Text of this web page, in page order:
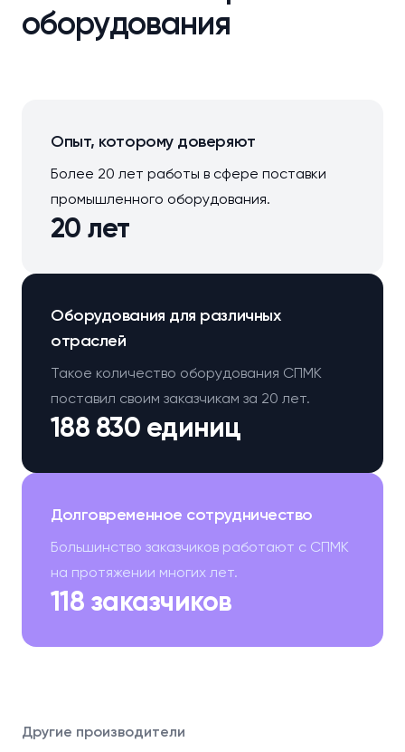
оборудования
20 лет
Опыт, которому доверяют
Более 20 лет работы в сфере поставки
промышленного оборудования.
188 830 единиц
Оборудования для различных
отраслей
Такое количество оборудования СПМК
поставил своим заказчикам за 20 лет.
118 заказчиков
Долговременное сотрудничество
Большинство заказчиков работают с СПМК
на протяжении многих лет.
Другие производители